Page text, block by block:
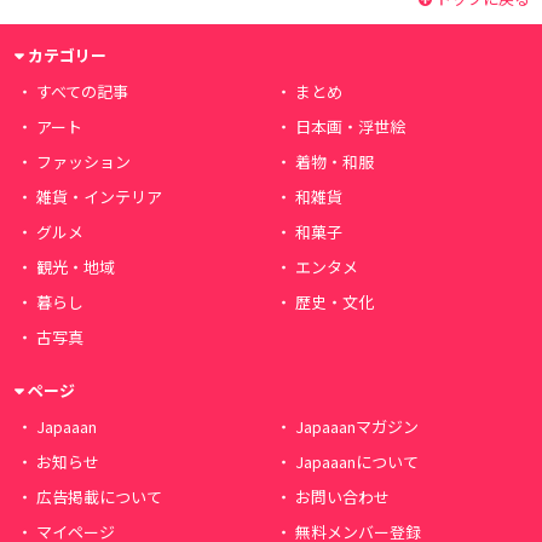
カテゴリー
すべての記事
まとめ
アート
日本画・浮世絵
ファッション
着物・和服
雑貨・インテリア
和雑貨
グルメ
和菓子
観光・地域
エンタメ
暮らし
歴史・文化
古写真
ページ
Japaaan
Japaaanマガジン
お知らせ
Japaaanについて
広告掲載について
お問い合わせ
マイページ
無料メンバー登録